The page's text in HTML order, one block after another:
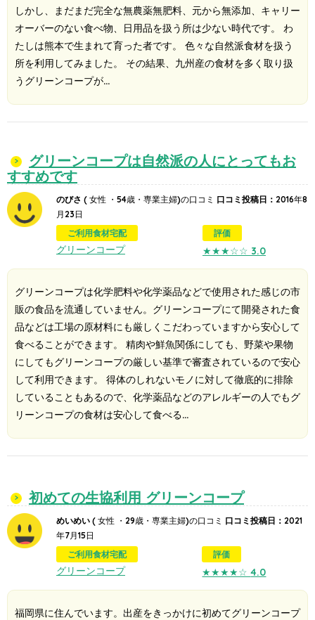
しかし、まだまだ完全な無農薬無肥料、元から無添加、キャリー
オーバーのない食べ物、日用品を扱う所は少ない時代です。 わ
たしは熊本で生まれて育った者です。 色々な自然派食材を扱う
所を利用してみました。 その結果、九州産の食材を多く取り扱
うグリーンコープが…
グリーンコープは自然派の人にとってもお
すすめです
のびさ ( 女性 ・54歳・専業主婦)の口コミ 口コミ投稿日： 2016年8
月23日
ご利用食材宅配
グリーンコープ
評価
★★★☆☆ 3.0
グリーンコープは化学肥料や化学薬品などで使用された感じの市
販の食品を流通していません。グリーンコープにて開発された食
品などは工場の原材料にも厳しくこだわっていますから安心して
食べることができます。 精肉や鮮魚関係にしても、野菜や果物
にしてもグリーンコープの厳しい基準で審査されているので安心
して利用できます。 得体のしれないモノに対して徹底的に排除
していることもあるので、化学薬品などのアレルギーの人でもグ
リーンコープの食材は安心して食べる…
初めての生協利用 グリーンコープ
めいめい ( 女性 ・29歳・専業主婦)の口コミ 口コミ投稿日： 2021
年7月15日
ご利用食材宅配
グリーンコープ
評価
★★★★☆4.0
福岡県に住んでいます。出産をきっかけに初めてグリーンコープ